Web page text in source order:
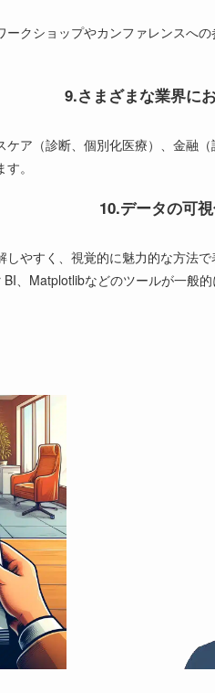
クショップやカンファレンスへ
9.さまざまな業界に
ア（診断、個別化医療）、金融
。
10.データの可
やすく、視覚的に魅力的な方法
、Matplotlibなどのツールが一般的